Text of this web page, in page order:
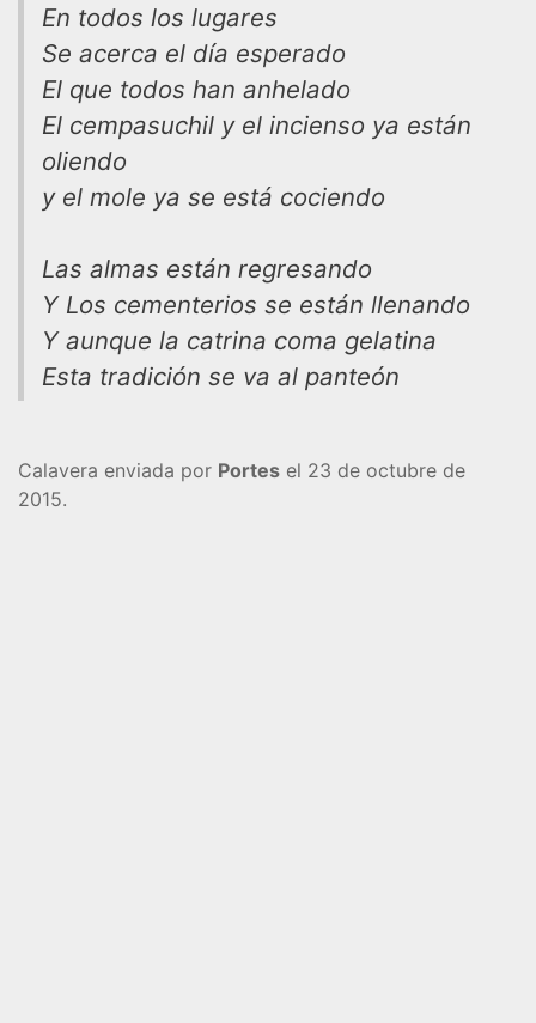
En todos los lugares
Se acerca el día esperado
El que todos han anhelado
El cempasuchil y el incienso ya están
oliendo
y el mole ya se está cociendo
Las almas están regresando
Y Los cementerios se están llenando
Y aunque la catrina coma gelatina
Esta tradición se va al panteón
Calavera enviada por Portes el 23 de octubre de
2015.